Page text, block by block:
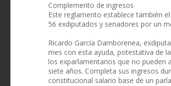
Complemento de ingresos
Este reglamento establece también
56 exdiputados y senadores por un
Ricardo García Damborenea,
mes con esta ayuda, potestativa de
los exparlamentarios que no pueden
siete años. Completa sus ingresos
constitucional salario base de un